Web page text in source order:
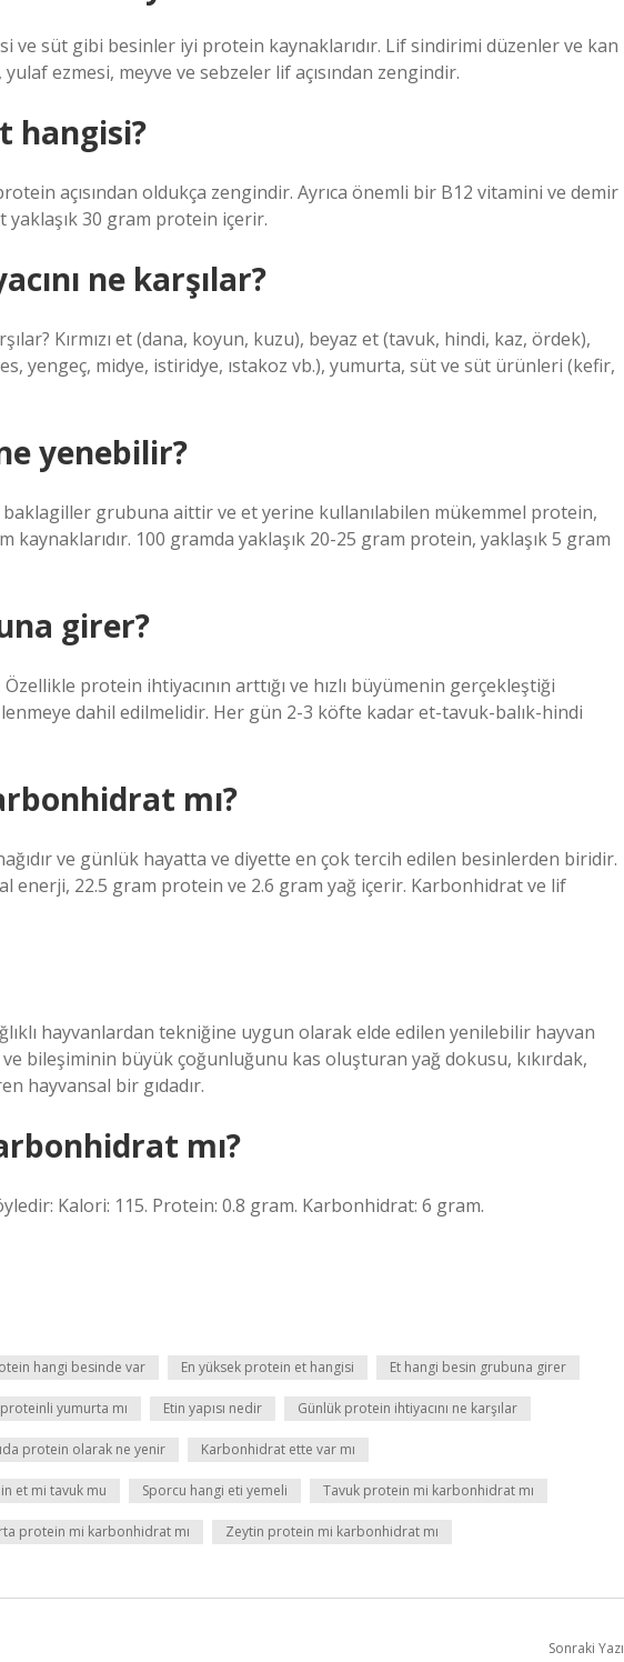
ve süt gibi besinler iyi protein kaynaklarıdır. Lif sindirimi düzenler ve kan
ezmesi, meyve ve sebzeler lif açısından zengindir.
hangisi?
protein açısından oldukça zengindir. Ayrıca önemli bir B12 vitamini ve demir
yaklaşık 30 gram protein içerir.
ne karşılar?
Kırmızı et (dana, koyun, kuzu), beyaz et (tavuk, hindi, kaz, ördek),
yengeç, midye, istiridye, ıstakoz vb.), yumurta, süt ve süt ürünleri (kefir,
yenebilir?
grubuna aittir ve et yerine kullanılabilen mükemmel protein,
100 gramda yaklaşık 20-25 gram protein, yaklaşık 5 gram
girer?
protein ihtiyacının arttığı ve hızlı büyümenin gerçekleştiği
dahil edilmelidir. Her gün 2-3 köfte kadar et-tavuk-balık-hindi
mı?
ve günlük hayatta ve diyette en çok tercih edilen besinlerden biridir.
enerji, 22.5 gram protein ve 2.6 gram yağ içerir. Karbonhidrat ve lif
hayvanlardan tekniğine uygun olarak elde edilen yenilebilir hayvan
bileşiminin büyük çoğunluğunu kas oluşturan yağ dokusu, kıkırdak,
hayvansal bir gıdadır.
mı?
Kalori: 115. Protein: 0.8 gram. Karbonhidrat: 6 gram.
hangi besinde var En yüksek protein et hangisi Et hangi besin grubuna girer
yumurta mı Etin yapısı nedir Günlük protein ihtiyacını ne karşılar
protein olarak ne yenir Karbonhidrat ette var mı
et mi tavuk mu Sporcu hangi eti yemeli Tavuk protein mi karbonhidrat mı
protein mi karbonhidrat mı Zeytin protein mi karbonhidrat mı
Sonraki Yazı